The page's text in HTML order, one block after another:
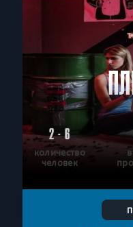
2 - 6
количество
человек